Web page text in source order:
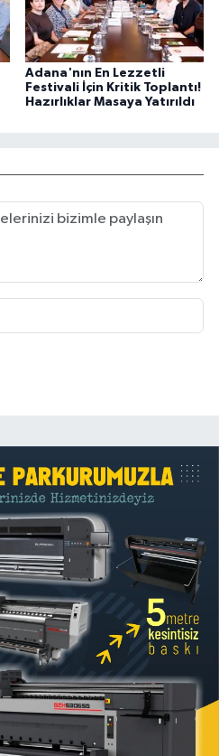
Adana'nın En Lezzetli
Festivali İçin Kritik Toplantı!
Hazırlıklar Masaya Yatırıldı